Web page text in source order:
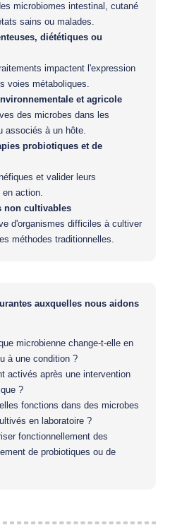
microbiomes intestinal, cutané
sains ou malades.
diététiques ou
impactent l'expression
voies métaboliques.
et agricole
des microbes dans les
associés à un hôte.
probiotiques et de
et valider leurs
action.
non cultivables
d'organismes difficiles à cultiver
méthodes traditionnelles.
auxquelles nous aidons
microbienne change-t-elle en
à une condition ?
activés après une intervention
?
fonctions dans des microbes
en laboratoire ?
fonctionnellement des
de probiotiques ou de